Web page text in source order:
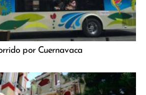
por Cuernavaca